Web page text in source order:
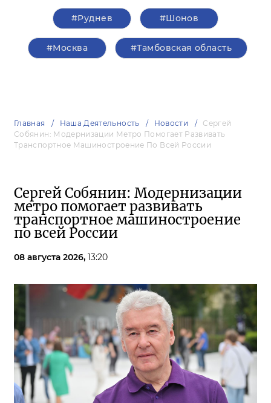
#Руднев #Шонов
#Москва #Тамбовская область
Главная Наша Деятельность Новости
Сергей
Собянин: Модернизации Метро Помогает Развивать
Транспортное Машиностроение По Всей России
Сергей Собянин: Модернизации
метро помогает развивать
транспортное машиностроение
по всей России
08 августа 2026, 13:20